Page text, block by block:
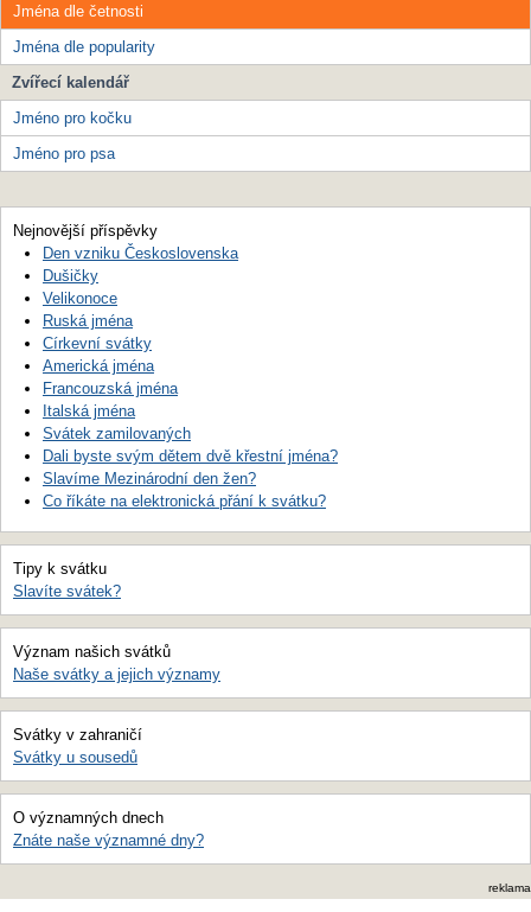
Jména dle četnosti
Jména dle popularity
Zvířecí kalendář
Jméno pro kočku
Jméno pro psa
Nejnovější příspěvky
Den vzniku Československa
Dušičky
Velikonoce
Ruská jména
Církevní svátky
Americká jména
Francouzská jména
Italská jména
Svátek zamilovaných
Dali byste svým dětem dvě křestní jména?
Slavíme Mezinárodní den žen?
Co říkáte na elektronická přání k svátku?
Tipy k svátku
Slavíte svátek?
Význam našich svátků
Naše svátky a jejich významy
Svátky v zahraničí
Svátky u sousedů
O významných dnech
Znáte naše významné dny?
reklama